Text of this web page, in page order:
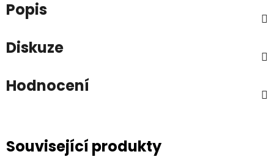
Popis
Diskuze
Hodnocení
Související produkty